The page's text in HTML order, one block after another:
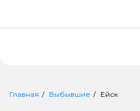
Главная Выбывшие Ейск